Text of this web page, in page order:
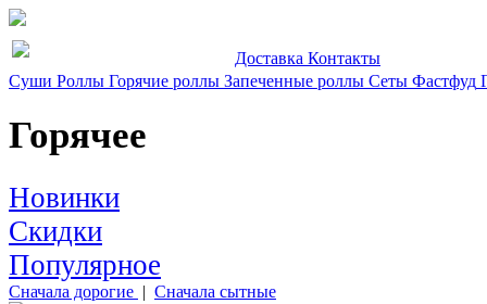
Доставка Контакты
Суши Роллы Горячие роллы Запеченные роллы Сеты Фастфуд
Горячее
Новинки
Скидки
Популярное
Сначала дорогие | Сначала сытные